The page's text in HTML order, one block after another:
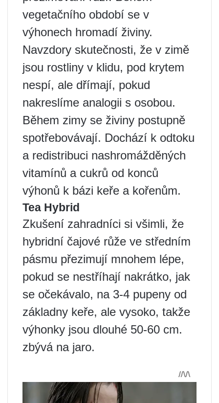
vegetačního období se v
výhonech hromadí živiny.
Navzdory skutečnosti, že v zimě
jsou rostliny v klidu, pod krytem
nespí, ale dřímají, pokud
nakreslíme analogii s osobou.
Během zimy se živiny postupně
spotřebovávají. Dochází k odtoku
a redistribuci nashromážděných
vitamínů a cukrů od konců
výhonů k bázi keře a kořenům.
Tea Hybrid
Zkušení zahradníci si všimli, že
hybridní čajové růže ve středním
pásmu přezimují mnohem lépe,
pokud se nestříhají nakrátko, jak
se očekávalo, na 3-4 pupeny od
základny keře, ale vysoko, takže
výhonky jsou dlouhé 50-60 cm.
zbývá na jaro.